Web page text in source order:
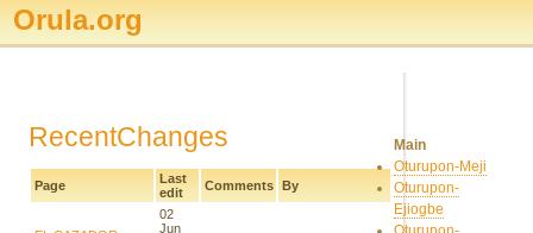
Orula.org
RecentChanges
Page
Last
edit
Comments By
02
Jun
Main
Oturupon-Meji
Oturupon-
Ejiogbe